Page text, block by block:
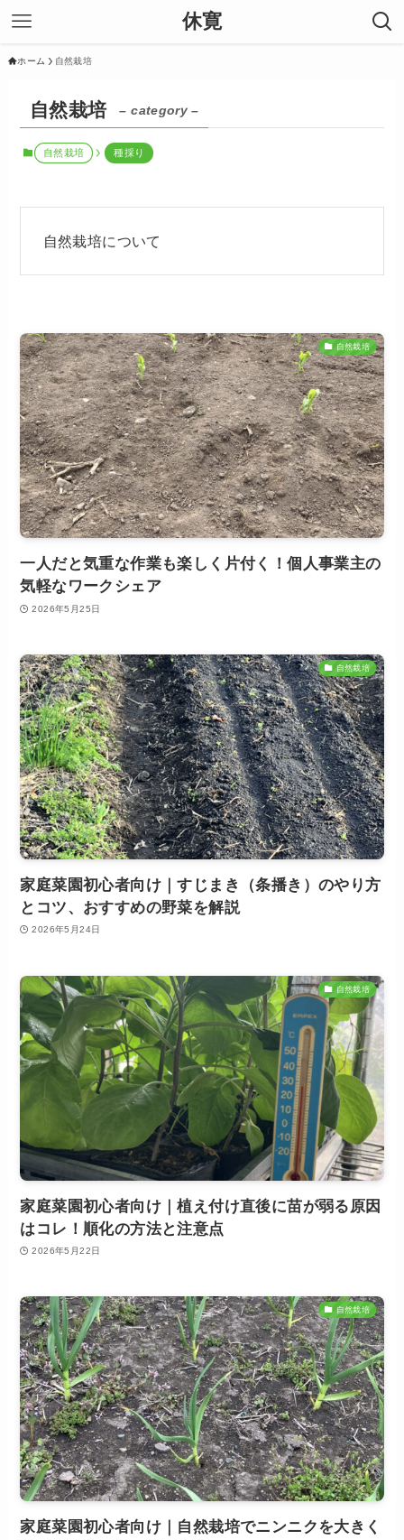
休寛
ホーム 自然栽培
自然栽培 – category –
自然栽培 種採り
自然栽培について
自然栽培
一人だと気重な作業も楽しく片付く！個人事業主の
気軽なワークシェア
2026年5月25日
自然栽培
家庭菜園初心者向け｜すじまき（条播き）のやり方
とコツ、おすすめの野菜を解説
2026年5月24日
自然栽培
家庭菜園初心者向け｜植え付け直後に苗が弱る原因
はコレ！順化の方法と注意点
2026年5月22日
自然栽培
家庭菜園初心者向け｜自然栽培でニンニクを大きく